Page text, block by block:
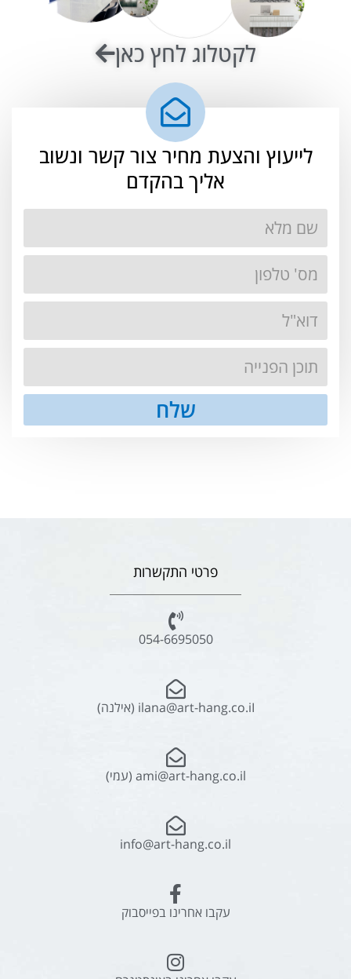
לקטלוג לחץ כאן
לייעוץ והצעת מחיר צור קשר ונשוב
אליך בהקדם
שלח
פרטי התקשרות
054-6695050
ilana@art-hang.co.iI (אילנה)
ami@art-hang.co.il (עמי)
info@art-hang.co.il
עקבו אחרינו בפייסבוק